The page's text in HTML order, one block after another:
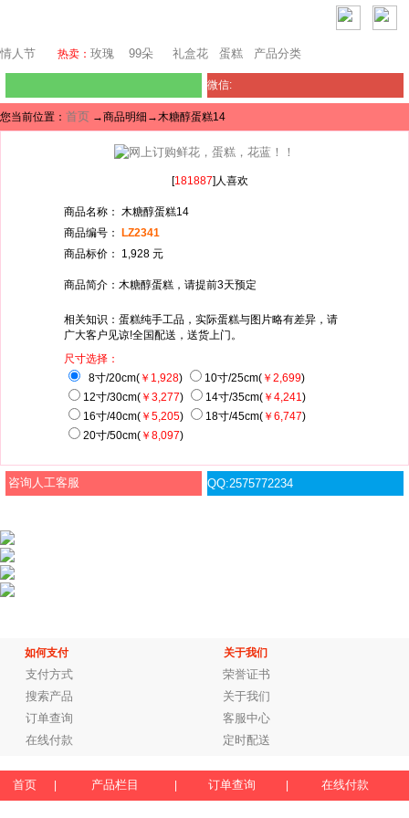
情人节 热卖： 玫瑰 99朵 礼盒花 蛋糕 产品分类
微信:
您当前位置： 首页 →商品明细→木糖醇蛋糕14
[181887]人喜欢
商品名称： 木糖醇蛋糕14
商品编号：
LZ2341
商品标价： 1,928 元
商品简介：木糖醇蛋糕，请提前3天预定
相关知识：蛋糕纯手工品，实际蛋糕与图片略有差异，请
广大客户见谅!全国配送，送货上门。
尺寸选择：
8寸/20cm( ￥1,928) 10寸/25cm( ￥2,699)
12寸/30cm( ￥3,277) 14寸/35cm( ￥4,241)
16寸/40cm( ￥5,205) 18寸/45cm( ￥6,747)
20寸/50cm( ￥8,097)
咨询人工客服 QQ:2575772234
如何支付 关于我们
支付方式
荣誉证书
搜索产品
关于我们
订单查询
客服中心
在线付款
定时配送
首页 产品栏目 订单查询 在线付款